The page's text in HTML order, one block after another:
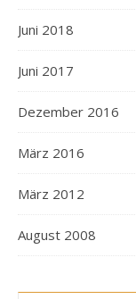
Juni 2018
Juni 2017
Dezember 2016
März 2016
März 2012
August 2008